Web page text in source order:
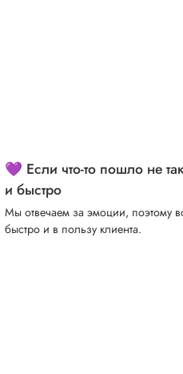
💜 Если что-то пошло не
и быстро
Мы отвечаем за эмоции, поэтому
быстро и в пользу клиента.